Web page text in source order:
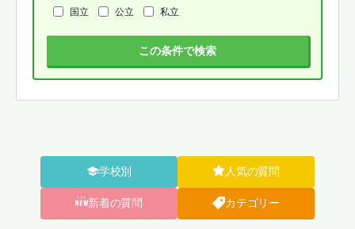
学校別 人気の質問
新着の質問 カテゴリー
国立
公立 私立
この条件で検索